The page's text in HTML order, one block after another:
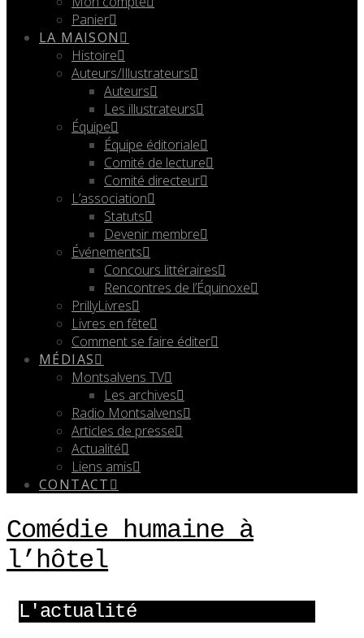
Panier
LA MAISON
Histoire
Auteurs/Illustrateurs
Auteurs
Les illustrateurs
Équipe
Équipe éditoriale
Comité de lecture
Comité directeur
L’association
Statuts
Devenir membre
Événements
Concours littéraires
Rencontres de l’Équinoxe
PrillyLivres
Livres en fête
Comment se faire éditer
MÉDIAS
Montsalvens TV
Les archives
Radio Montsalvens
Articles de presse
Actualité
Liens amis
CONTACT
Comédie humaine à
l’hôtel
L'actualité